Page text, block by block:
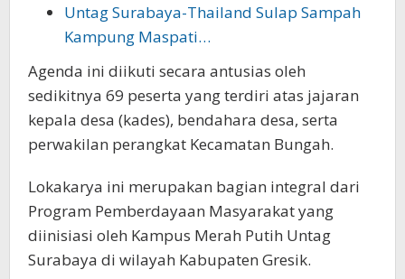
Untag Surabaya-Thailand Sulap Sampah
Kampung Maspati…
Agenda ini diikuti secara antusias oleh
sedikitnya 69 peserta yang terdiri atas jajaran
kepala desa (kades), bendahara desa, serta
perwakilan perangkat Kecamatan Bungah.
Lokakarya ini merupakan bagian integral dari
Program Pemberdayaan Masyarakat yang
diinisiasi oleh Kampus Merah Putih Untag
Surabaya di wilayah Kabupaten Gresik.